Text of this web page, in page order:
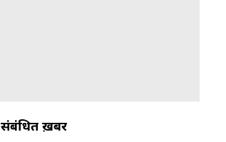
संबंधित ख़बरें